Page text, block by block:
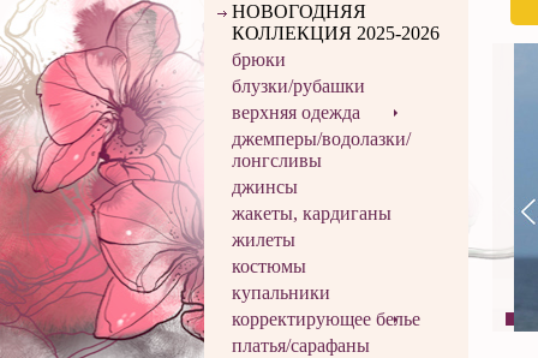
НОВОГОДНЯЯ
КОЛЛЕКЦИЯ 2025-2026
брюки
блузки/рубашки
верхняя одежда
джемперы/водолазки/
лонгсливы
джинсы
жакеты, кардиганы
жилеты
костюмы
купальники
корректирующее белье
платья/сарафаны